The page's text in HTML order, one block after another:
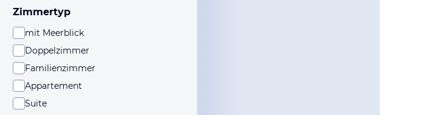
Zimmertyp
mit Meerblick
Doppelzimmer
Familienzimmer
Appartement
Suite